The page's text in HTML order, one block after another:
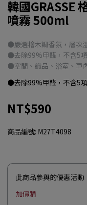
韓國GRASSE
噴霧 500ml
●嚴選檜木調香氛，層次
●去除99%甲醛，不含5
●空間、織品、浴室、車
●去除99%甲醛，不含5
NT$590
商品編號: M27T4098
此商品參與的優惠活動
加價購